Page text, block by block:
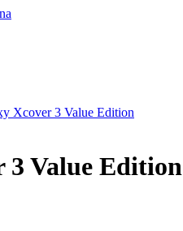
Xcover 3 Value Edition
3 Value Edition